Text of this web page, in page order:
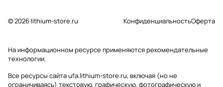
© 2026 lithium-store.ru КонфиденциальностьОферта
На информационном ресурсе применяютсярекомендательные
технологии.
Все ресурсы сайта ufa.lithium-store.ru, включая (но не
ограничиваясь) текстовую, графическую, фотографическую и